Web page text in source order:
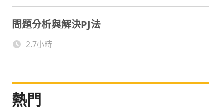
問題分析與解決PJ法
2.7小時
熱門